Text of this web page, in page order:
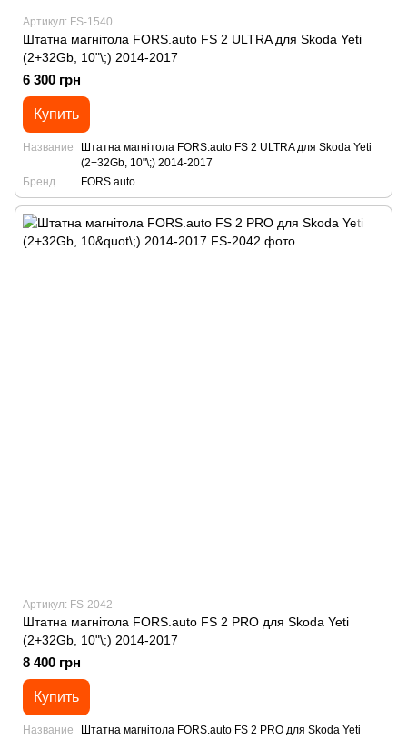
Артикул: FS-1540
Штатна магнітола FORS.auto FS 2 ULTRA для Skoda Yeti
(2+32Gb, 10"\;) 2014-2017
6 300 грн
Купить
Название
Штатна магнітола FORS.auto FS 2 ULTRA для Skoda Yeti
(2+32Gb, 10"\;) 2014-2017
Бренд
FORS.auto
Артикул: FS-2042
Штатна магнітола FORS.auto FS 2 PRO для Skoda Yeti
(2+32Gb, 10"\;) 2014-2017
8 400 грн
Купить
Название
Штатна магнітола FORS.auto FS 2 PRO для Skoda Yeti